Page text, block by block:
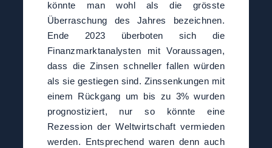
könnte man wohl als die grösste
Überraschung des Jahres bezeichnen.
Ende 2023 überboten sich die
Finanzmarktanalysten mit Voraussagen,
dass die Zinsen schneller fallen würden
als sie gestiegen sind. Zinssenkungen mit
einem Rückgang um bis zu 3% wurden
prognostiziert, nur so könnte eine
Rezession der Weltwirtschaft vermieden
werden. Entsprechend waren denn auch